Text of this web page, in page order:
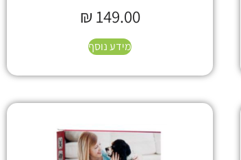
₪ 149.00
מידע נוסף